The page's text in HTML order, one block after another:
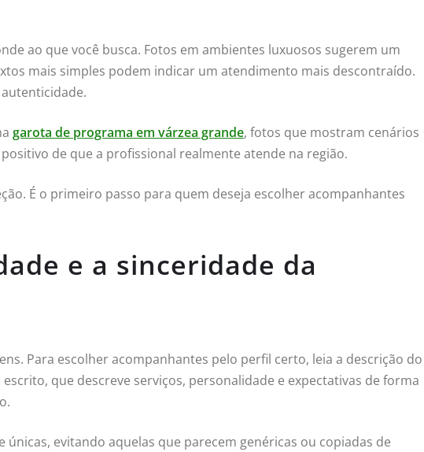
ao que você busca. Fotos em ambientes luxuosos sugerem um
mais simples podem indicar um atendimento mais descontraído.
garota de programa em várzea grande, fotos que mostram cenários
de que a profissional realmente atende na região.
É o primeiro passo para quem deseja escolher acompanhantes
e a sinceridade da
Para escolher acompanhantes pelo perfil certo, leia a descrição do
que descreve serviços, personalidade e expectativas de forma
únicas, evitando aquelas que parecem genéricas ou copiadas de